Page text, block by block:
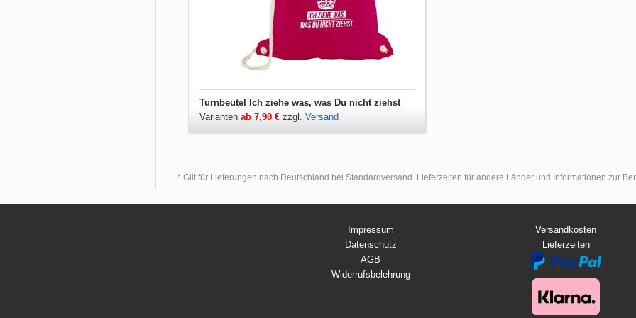
Turnbeutel Ich ziehe was, was Du nicht ziehst
Varianten ab 7,90 € zzgl. Versand
* Gilt für Lieferungen nach Deutschland bei Standardversand. Lieferzeiten für andere Länder und Informationen zur
Impressum
Datenschutz
AGB
Widerrufsbelehrung
Versandkosten
Lieferzeiten